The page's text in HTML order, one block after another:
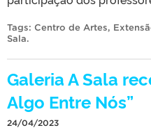
Tags: Centro de Artes,
Sala.
Galeria A Sala
Algo Entre Nós”
24/04/2023